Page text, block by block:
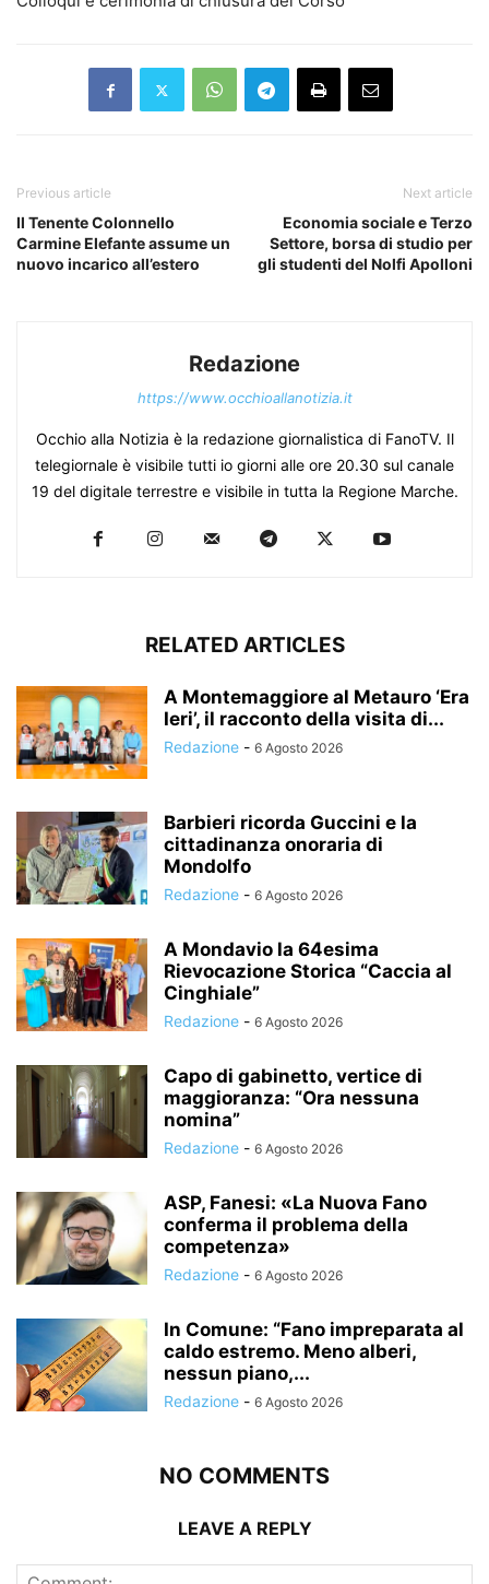
Previous article
Il Tenente Colonnello
Carmine Elefante assume un
nuovo incarico all’estero
Next article
Economia sociale e Terzo
Settore, borsa di studio per
gli studenti del Nolfi Apolloni
Redazione
https://www.occhioallanotizia.it
Occhio alla Notizia è la redazione giornalistica di FanoTV. Il
telegiornale è visibile tutti io giorni alle ore 20.30 sul canale
19 del digitale terrestre e visibile in tutta la Regione Marche.
RELATED ARTICLES
A Montemaggiore al Metauro ‘Era
Ieri’, il racconto della visita di...
Redazione - 6 Agosto 2026
Barbieri ricorda Guccini e la
cittadinanza onoraria di
Mondolfo
Redazione - 6 Agosto 2026
A Mondavio la 64esima
Rievocazione Storica “Caccia al
Cinghiale”
Redazione - 6 Agosto 2026
Capo di gabinetto, vertice di
maggioranza: “Ora nessuna
nomina”
Redazione - 6 Agosto 2026
ASP, Fanesi: «La Nuova Fano
conferma il problema della
competenza»
Redazione - 6 Agosto 2026
In Comune: “Fano impreparata al
caldo estremo. Meno alberi,
nessun piano,...
Redazione - 6 Agosto 2026
NO COMMENTS
LEAVE A REPLY